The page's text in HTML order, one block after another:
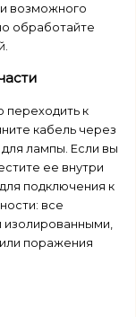
возможного
обработайте
переходить к
кабель через
лампы. Если вы
ее внутри
подключения к
все
поражения